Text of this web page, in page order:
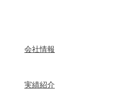
会社情報
実績紹介